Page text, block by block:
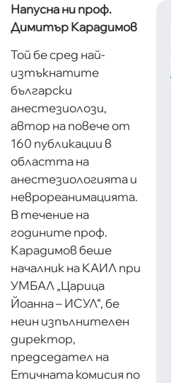
Напусна нипроф.
Димитър Карадимов
Той бе сред най-
изтъкнатите
български
анестезиолози,
автор на повече от
160 публикации в
областта на
анестезиологията и
неврореанимацията.
В течение на
годините проф.
Карадимов беше
началник на КАИЛ при
УМБАЛ „Царица
Йоанна – ИСУЛ“, бе
неин изпълнителен
директор,
председател на
Етичната комисия по